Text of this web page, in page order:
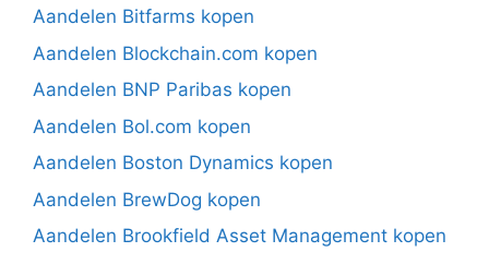
Aandelen Bitfarms kopen
Aandelen Blockchain.com kopen
Aandelen BNP Paribas kopen
Aandelen Bol.com kopen
Aandelen Boston Dynamics kopen
Aandelen BrewDog kopen
Aandelen Brookfield Asset Management kopen